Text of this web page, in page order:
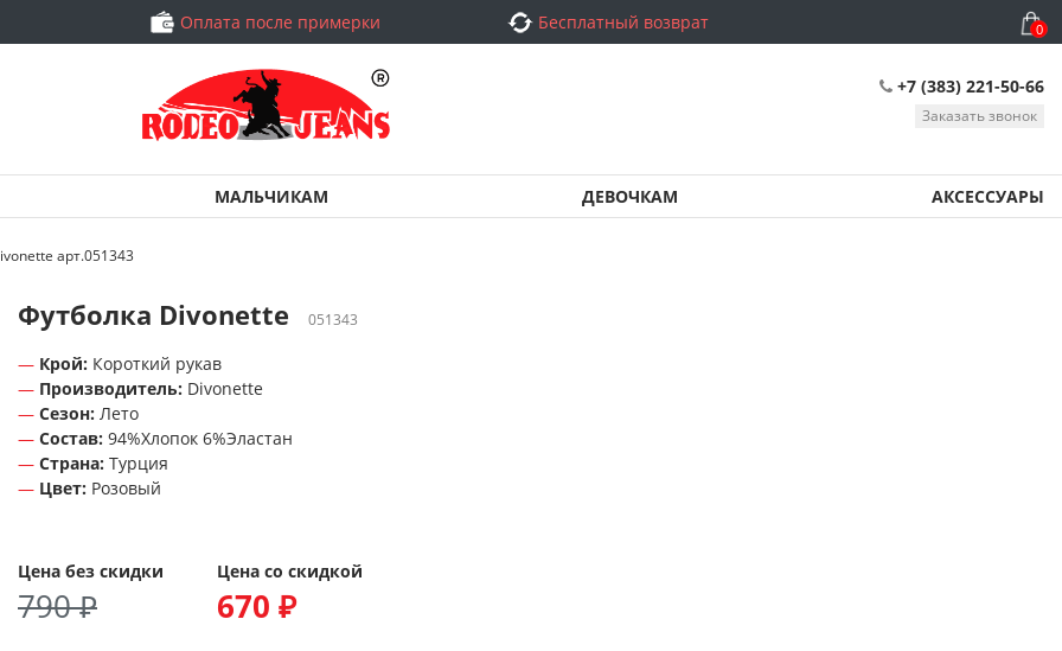
Оплата после примерки Бесплатный возврат 0
+7 (383) 221-50-66
Заказать звонок
МАЛЬЧИКАМ ДЕВОЧКАМ АКСЕССУАРЫ
арт.051343
Футболка Divonette 051343
Крой: Короткий рукав
Производитель: Divonette
Сезон: Лето
Состав: 94%Хлопок 6%Эластан
Страна: Турция
Цвет: Розовый
Цена без скидки
790 ₽
Цена со скидкой
670 ₽